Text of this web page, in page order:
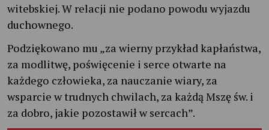
witebskiej. W relacji nie podano powodu wyjazdu
duchownego.
Podziękowano mu „za wierny przykład kapłaństwa,
za modlitwę, poświęcenie i serce otwarte na
każdego człowieka, za nauczanie wiary, za
wsparcie w trudnych chwilach, za każdą Mszę św. i
za dobro, jakie pozostawił w sercach”.